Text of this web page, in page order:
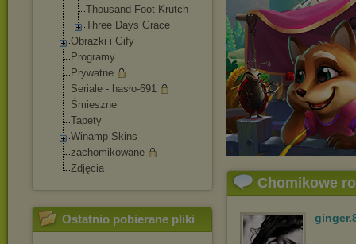
Thousand Foot Krutch
Three Days Grace
Obrazki i Gify
Programy
Prywatne
Seriale - hasło-691
Śmieszne
Tapety
Winamp Skins
zachomikowane
Zdjęcia
Ostatnio pobierane pliki
Chomikowe